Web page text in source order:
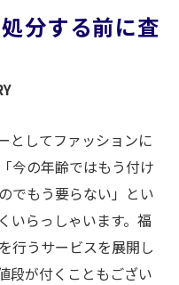
分する前に査
としてファッションに
今の年齢ではもう付け
でもう要らない」とい
いらっしゃいます。福
行うサービスを展開し
段が付くこともござい